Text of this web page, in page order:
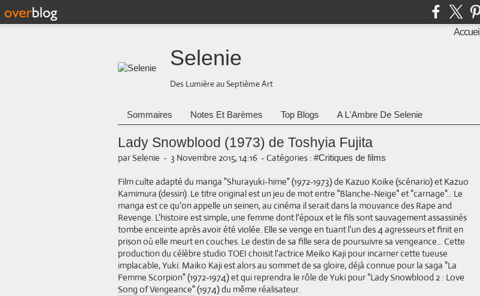
Accueil
Selenie
Des Lumière au Septième Art
Sommaires Notes Et Barèmes Top Blogs A L'Ambre De Selenie
Lady Snowblood (1973) de Toshyia Fujita
par Selenie - 3 Novembre 2015, 14:16 - Catégories : #Critiques de films
Film culte adapté du manga "Shurayuki-hime" (1972-1973) de Kazuo Koike (scénario) et Kazuo
Kamimura (dessin). Le titre original est un jeu de mot entre "Blanche-Neige" et "carnage"... Le
manga est ce qu'on appelle un seinen, au cinéma il serait dans la mouvance des Rape and
Revenge. L'histoire est simple, une femme dont l'époux et le fils sont sauvagement assassinés
tombe enceinte après avoir été violée. Elle se venge en tuant l'un des 4 agresseurs et finit en
prison où elle meurt en couches. Le destin de sa fille sera de poursuivre sa vengeance... Cette
production du célèbre studio TOEI choisit l'actrice Meiko Kaji pour incarner cette tueuse
implacable, Yuki. Maiko Kaji est alors au sommet de sa gloire, déjà connue pour la saga "La
Femme Scorpion" (1972-1974) et qui reprendra le rôle de Yuki pour "Lady Snowblood 2 : Love
Song of Vengeance" (1974) du même réalisateur.